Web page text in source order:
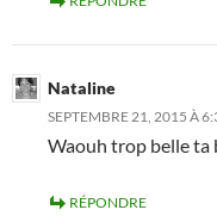
Nataline
SEPTEMBRE 21, 2015 À
Waouh trop belle ta
RÉPONDRE